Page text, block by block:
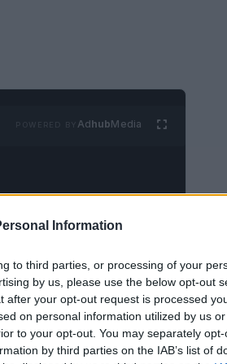
Information
to third parties, or processing of your
by us, please use the below opt-out
after your opt-out request is processed
on personal information utilized by us
to your opt-out. You may separately
by third parties on the IAB’s list of
AdhubMedia
muchos valles
entre sus numerosas
Las regiones más
están formadas por